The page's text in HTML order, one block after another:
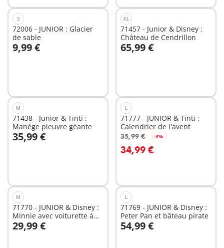
S
72006 - JUNIOR : Glacier
de sable
9,99 €
Au panier
XL
71457 - Junior & Disney :
Château de Cendrillon
65,99 €
Au panier
M
71438 - Junior & Tinti :
Manège pieuvre géante
35,99 €
Au panier
L
71777 - JUNIOR & Tinti :
Calendrier de l'avent
35,99 € -3%
34,99 €
Au panier
M
71770 - JUNIOR & Disney :
Minnie avec voiturette à
fruits
29,99 €
Au panier
L
71769 - JUNIOR & Disney :
Peter Pan et bâteau pirate
54,99 €
Au panier